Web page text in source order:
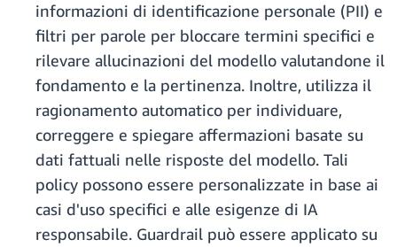
informazioni di identificazione personale (PII) e
filtri per parole per bloccare termini specifici e
rilevare allucinazioni del modello valutandone il
fondamento e la pertinenza. Inoltre, utilizza il
ragionamento automatico per individuare,
correggere e spiegare affermazioni basate su
dati fattuali nelle risposte del modello. Tali
policy possono essere personalizzate in base ai
casi d'uso specifici e alle esigenze di IA
responsabile. Guardrail può essere applicato su